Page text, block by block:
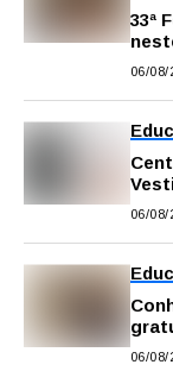
33ª
06/08/
06/08/
06/08/